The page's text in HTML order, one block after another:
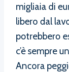
migliaia di
libero dal
potrebbero
c’è sempre
Ancora